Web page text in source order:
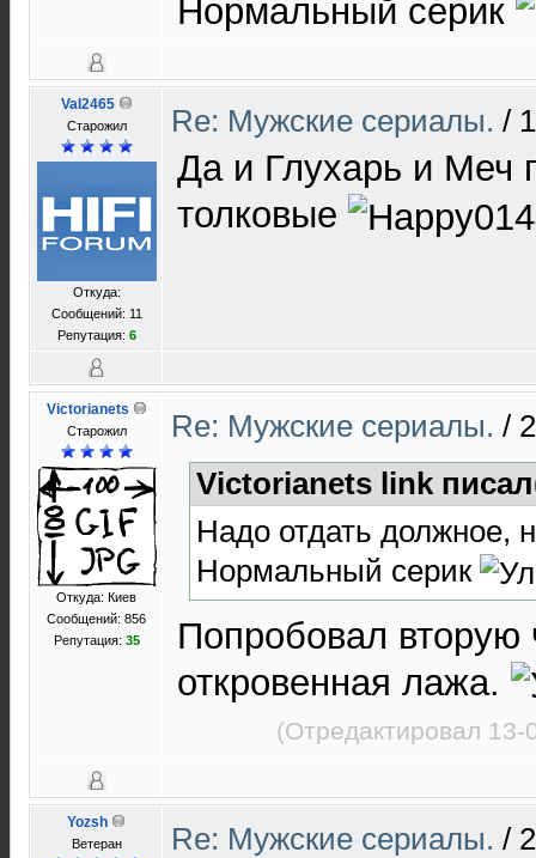
Нормальный серик
Val2465
Старожил
Откуда:
Сообщений: 11
Репутация: 6
Re: Мужские сериалы. /
Да и Глухарь и Меч
толковые
Victorianets
Старожил
Откуда: Киев
Сообщений: 856
Репутация: 35
Re: Мужские сериалы. /
Victorianets link
Надо отдать должное,
Нормальный серик
Попробовал вторую
откровенная лажа.
(Отредактировал
Yozsh
Ветеран Re: Мужские сериалы. /